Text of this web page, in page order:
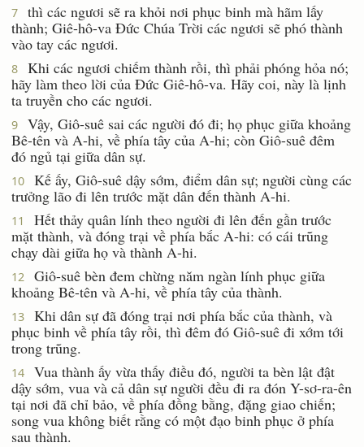
7
thì các ngươi sẽ ra khỏi nơi phục binh mà hãm lấy
thành; Giê-hô-va Ðức Chúa Trời các ngươi sẽ phó thành
vào tay các ngươi.
8
Khi các ngươi chiếm thành rồi, thì phải phóng hỏa nó;
hãy làm theo lời của Ðức Giê-hô-va. Hãy coi, này là lịnh
ta truyền cho các ngươi.
9
Vậy, Giô-suê sai các người đó đi; họ phục giữa khoảng
Bê-tên và A-hi, về phía tây của A-hi; còn Giô-suê đêm
đó ngủ tại giữa dân sự.
10
Kế ấy, Giô-suê dậy sớm, điểm dân sự; người cùng các
trưởng lão đi lên trước mặt dân đến thành A-hi.
11
Hết thảy quân lính theo người đi lên đến gần trước
mặt thành, và đóng trại về phía bắc A-hi: có cái trũng
chạy dài giữa họ và thành A-hi.
12
Giô-suê bèn đem chừng năm ngàn lính phục giữa
khoảng Bê-tên và A-hi, về phía tây của thành.
13
Khi dân sự đã đóng trại nơi phía bắc của thành, và
phục binh về phía tây rồi, thì đêm đó Giô-suê đi xớm tới
trong trũng.
14
Vua thành ấy vừa thấy điều đó, người ta bèn lật đật
dậy sớm, vua và cả dân sự người đều đi ra đón Y-sơ-ra-ên
tại nơi đã chỉ bảo, về phía đồng bằng, đặng giao chiến;
song vua không biết rằng có một đạo binh phục ở phía
sau thành.